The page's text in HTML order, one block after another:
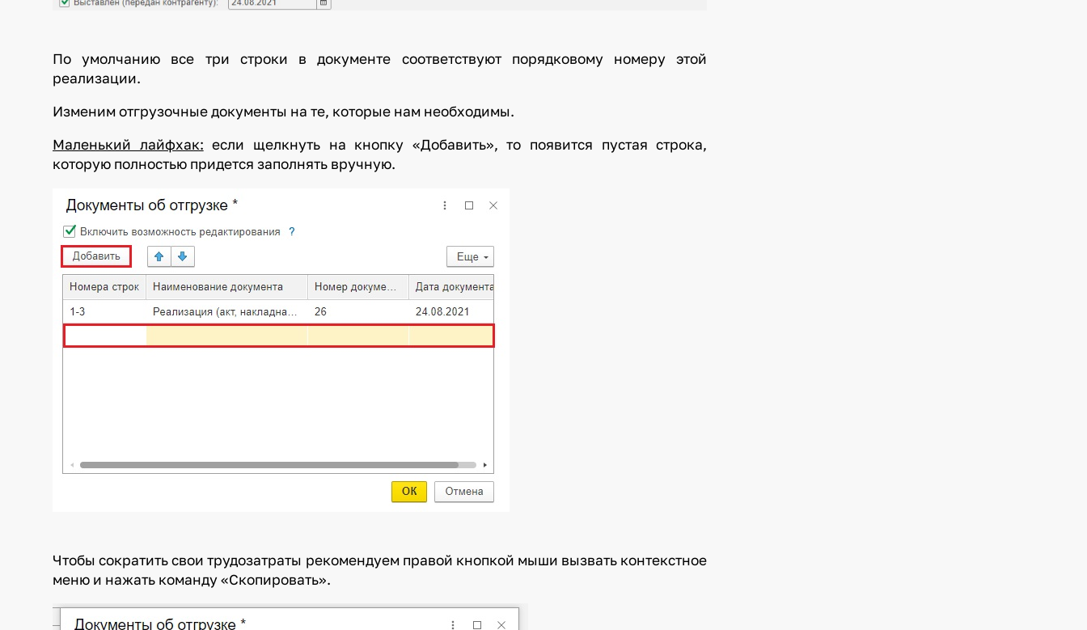
По умолчанию все три строки в документе соответствуют порядковому номеру этой
реализации.
Изменим отгрузочные документы на те, которые нам необходимы.
Маленький лайфхак: если щелкнуть на кнопку «Добавить», то появится пустая строка,
которую полностью придется заполнять вручную.
Чтобы сократить свои трудозатраты рекомендуем правой кнопкой мыши вызвать контекстное
меню и нажать команду «Скопировать».